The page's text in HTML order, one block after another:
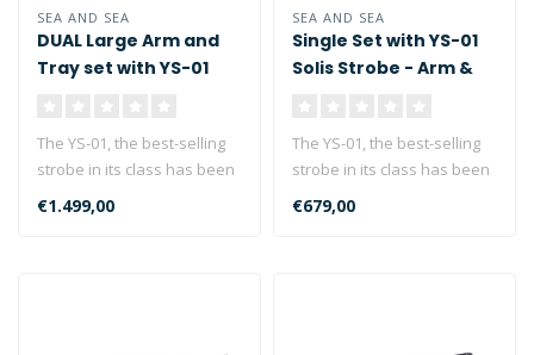
SEA AND SEA
DUAL Large Arm and
Tray set with YS-01
The YS-01, the best-selling
strobe in its class has been
redesigned, boasting im..
€1.499,00
SEA AND SEA
Single Set with YS-01
Solis Strobe - Arm &
The YS-01, the best-selling
strobe in its class has been
redesigned, boasting im..
€679,00